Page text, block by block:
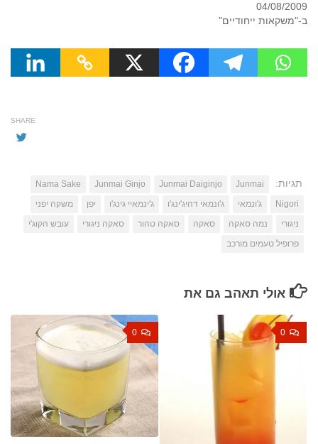
04/08/2009
ב-"משקאות ייחודיים"
SHARE
תגיות: Junmai
Junmai Daiginjo
Junmai Ginjo
Nama Sake
Nigori
ג'ונמאי ג'ונמאי דהיג'ינג'ו ג'ינמאיי גינג'ו יפן
משקה יפני
ניגורי
נמה סאקה סאקה סאקה טהור סאקה ניגורי
עובש הקוג'י
פרופיל טעמים מורכב
אולי תאהב גם את
0 0